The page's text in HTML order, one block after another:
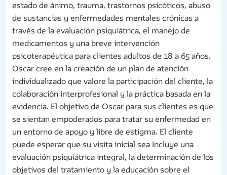
estado de ánimo, trauma, trastornos psicóticos, abuso
de sustancias y enfermedades mentales crónicas a
través de la evaluación psiquiátrica, el manejo de
medicamentos y una breve intervención
psicoterapéutica para clientes adultos de 18 a 65 años.
Oscar cree en la creación de un plan de atención
individualizado que valore la participación del cliente, la
colaboración interprofesional y la práctica basada en la
evidencia. El objetivo de Oscar para sus clientes es que
se sientan empoderados para tratar su enfermedad en
un entorno de apoyo y libre de estigma. El cliente
puede esperar que su visita inicial sea Incluye una
evaluación psiquiátrica integral, la determinación de los
objetivos del tratamiento y la educación sobre el